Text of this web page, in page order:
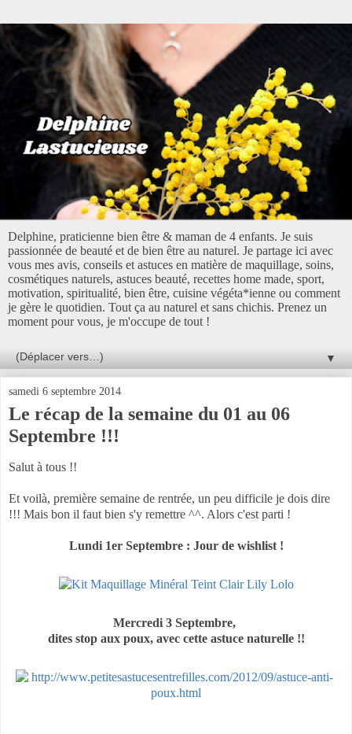
Delphine, praticienne bien être & maman de 4 enfants. Je suis
passionnée de beauté et de bien être au naturel. Je partage ici avec
vous mes avis, conseils et astuces en matière de maquillage, soins,
cosmétiques naturels, astuces beauté, recettes home made, sport,
motivation, spiritualité, bien être, cuisine végéta*ienne ou comment
je gère le quotidien. Tout ça au naturel et sans chichis. Prenez un
moment pour vous, je m'occupe de tout !
▼
samedi 6 septembre 2014
Le récap de la semaine du 01 au 06
Septembre !!!
Salut à tous !!
Et voilà, première semaine de rentrée, un peu difficile je dois dire
!!! Mais bon il faut bien s'y remettre ^^. Alors c'est parti !
Lundi 1er Septembre : Jour de wishlist !
Mercredi 3 Septembre,
dites stop aux poux, avec cette astuce naturelle !!